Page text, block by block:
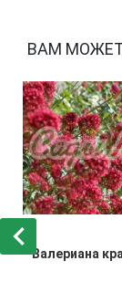
ВАМ
Валериана